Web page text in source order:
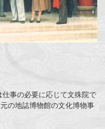
事の必要に応じて文殊院で
の地誌博物館の文化博物事